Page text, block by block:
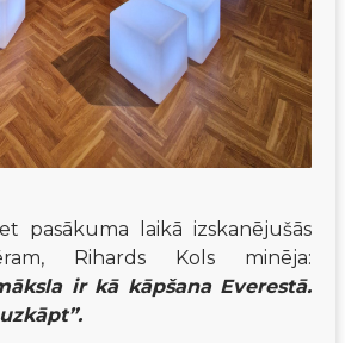
pasākuma laikā izskanējušās
ir kā kāpšana Everestā.